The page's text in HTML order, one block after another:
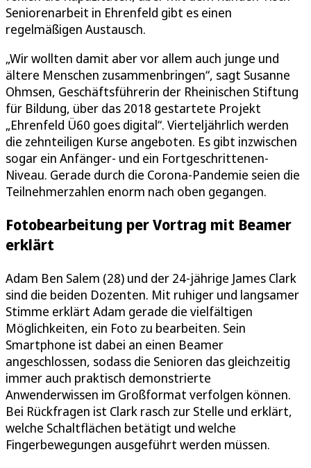
Seniorenarbeit in Ehrenfeld gibt es einen
regelmäßigen Austausch.
„Wir wollten damit aber vor allem auch junge und
ältere Menschen zusammenbringen“, sagt Susanne
Ohmsen, Geschäftsführerin der Rheinischen Stiftung
für Bildung, über das 2018 gestartete Projekt
„Ehrenfeld Ü60 goes digital“. Vierteljährlich werden
die zehnteiligen Kurse angeboten. Es gibt inzwischen
sogar ein Anfänger- und ein Fortgeschrittenen-
Niveau. Gerade durch die Corona-Pandemie seien die
Teilnehmerzahlen enorm nach oben gegangen.
Fotobearbeitung per Vortrag mit Beamer
erklärt
Adam Ben Salem (28) und der 24-jährige James Clark
sind die beiden Dozenten. Mit ruhiger und langsamer
Stimme erklärt Adam gerade die vielfältigen
Möglichkeiten, ein Foto zu bearbeiten. Sein
Smartphone ist dabei an einen Beamer
angeschlossen, sodass die Senioren das gleichzeitig
immer auch praktisch demonstrierte
Anwenderwissen im Großformat verfolgen können.
Bei Rückfragen ist Clark rasch zur Stelle und erklärt,
welche Schaltflächen betätigt und welche
Fingerbewegungen ausgeführt werden müssen.